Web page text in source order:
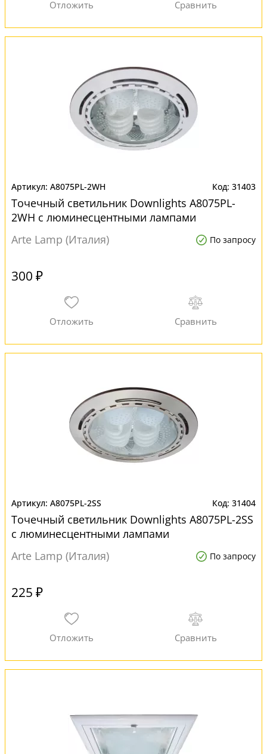
A8075PL-2WH 31403
Точечный светильник Downlights A8075PL-
2WH с люминесцентными лампами
Arte Lamp (Италия)
По запросу
300 ₽
A8075PL-2SS 31404
Точечный светильник Downlights A8075PL-2SS
с люминесцентными лампами
Arte Lamp (Италия)
По запросу
225 ₽